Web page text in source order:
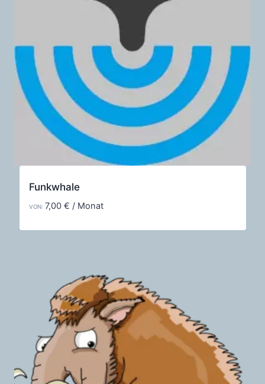
Funkwhale
VON: 7,00 € / Monat